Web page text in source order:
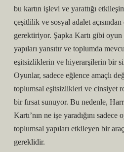
bu kartın işlevi ve yarattığı
çeşitlilik ve sosyal adalet
gerektiriyor. Şapka Kartı gibi oyun
yapıları yansıtır ve toplumda
eşitsizliklerin ve hiyerarşilerin bir
Oyunlar, sadece eğlence amaçlı
toplumsal eşitsizlikleri ve cinsiyet
bir fırsat sunuyor. Bu nedenle,
Kartı’nın ne işe yaradığını sadece
toplumsal yapıları etkileyen bir
gereklidir.